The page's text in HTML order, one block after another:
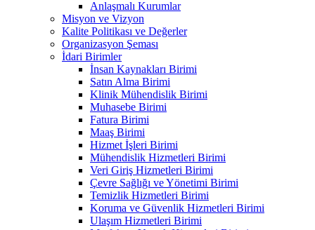
Anlaşmalı Kurumlar
Misyon ve Vizyon
Kalite Politikası ve Değerler
Organizasyon Şeması
İdari Birimler
İnsan Kaynakları Birimi
Satın Alma Birimi
Klinik Mühendislik Birimi
Muhasebe Birimi
Fatura Birimi
Maaş Birimi
Hizmet İşleri Birimi
Mühendislik Hizmetleri Birimi
Veri Giriş Hizmetleri Birimi
Çevre Sağlığı ve Yönetimi Birimi
Temizlik Hizmetleri Birimi
Koruma ve Güvenlik Hizmetleri Birimi
Ulaşım Hizmetleri Birimi